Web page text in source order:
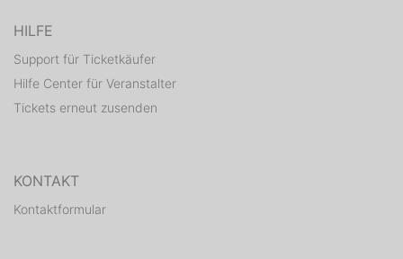
HILFE
Support für Ticketkäufer
Hilfe Center für Veranstalter
Tickets erneut zusenden
KONTAKT
Kontaktformular